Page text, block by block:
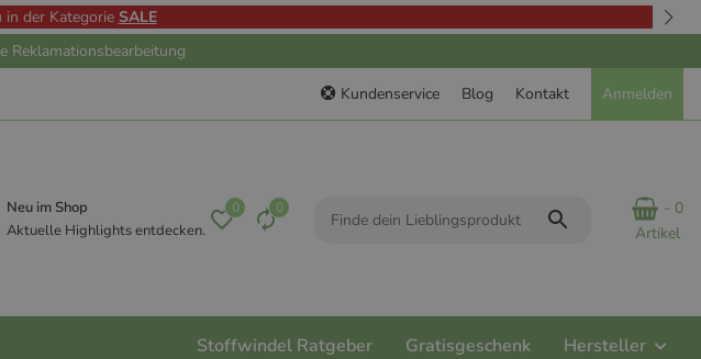
in der Kategorie SALE
Reklamationsbearbeitung
Kundenservice Blog Kontakt Anmelden
Neu im Shop
Aktuelle Highlights entdecken.
0 0
- 0
Artikel
Stoffwindel Ratgeber Gratisgeschenk Hersteller